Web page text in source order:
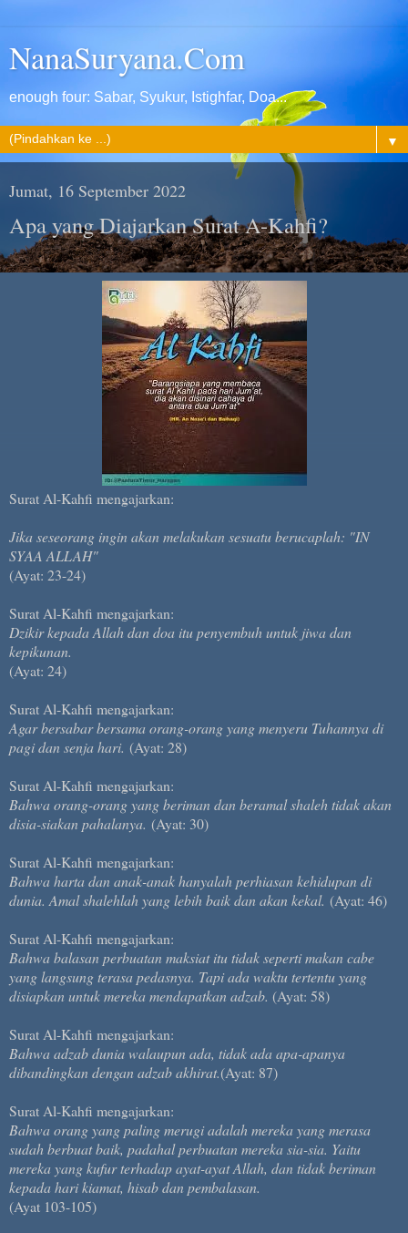
NanaSuryana.Com
enough four: Sabar, Syukur, Istighfar, Doa...
▼
Jumat, 16 September 2022
Apa yang Diajarkan Surat A-Kahfi?
Surat Al-Kahfi mengajarkan:
Jika seseorang ingin akan melakukan sesuatu berucaplah: "IN
SYAA ALLAH"
(Ayat: 23-24)
Surat Al-Kahfi mengajarkan:
Dzikir kepada Allah dan doa itu penyembuh untuk jiwa dan
kepikunan.
(Ayat: 24)
Surat Al-Kahfi mengajarkan:
Agar bersabar bersama orang-orang yang menyeru Tuhannya di
pagi dan senja hari. (Ayat: 28)
Surat Al-Kahfi mengajarkan:
Bahwa orang-orang yang beriman dan beramal shaleh tidak akan
disia-siakan pahalanya. (Ayat: 30)
Surat Al-Kahfi mengajarkan:
Bahwa harta dan anak-anak hanyalah perhiasan kehidupan di
dunia. Amal shalehlah yang lebih baik dan akan kekal. (Ayat: 46)
Surat Al-Kahfi mengajarkan:
Bahwa balasan perbuatan maksiat itu tidak seperti makan cabe
yang langsung terasa pedasnya. Tapi ada waktu tertentu yang
disiapkan untuk mereka mendapatkan adzab. (Ayat: 58)
Surat Al-Kahfi mengajarkan:
Bahwa adzab dunia walaupun ada, tidak ada apa-apanya
dibandingkan dengan adzab akhirat.(Ayat: 87)
Surat Al-Kahfi mengajarkan:
Bahwa orang yang paling merugi adalah mereka yang merasa
sudah berbuat baik, padahal perbuatan mereka sia-sia. Yaitu
mereka yang kufur terhadap ayat-ayat Allah, dan tidak beriman
kepada hari kiamat, hisab dan pembalasan.
(Ayat 103-105)